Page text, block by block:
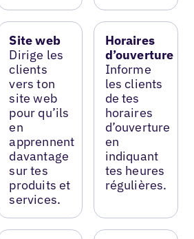
Site web
Dirige les
clients
vers ton
site web
pour qu’ils
en
apprennent
davantage
sur tes
produits et
services.
Horaires
d’ouverture
Informe
les clients
de tes
horaires
d’ouverture
en
indiquant
tes heures
régulières.